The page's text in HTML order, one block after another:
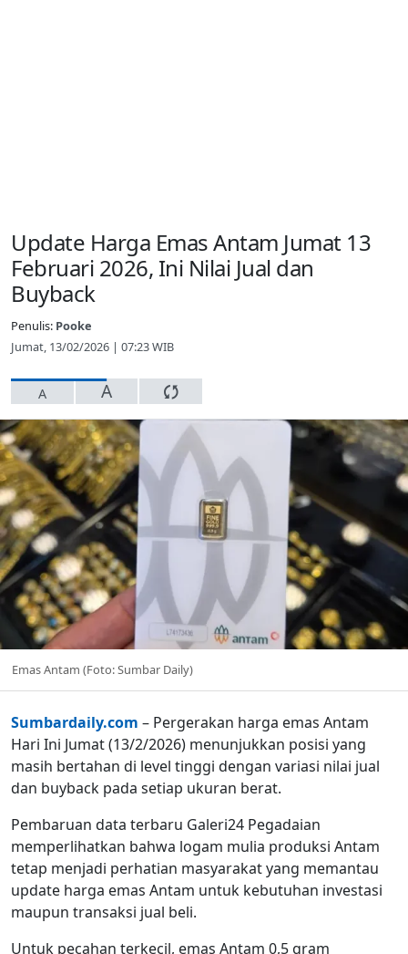
Update Harga Emas Antam Jumat 13
Februari 2026, Ini Nilai Jual dan
Buyback
Penulis: Pooke
Jumat, 13/02/2026 | 07:23 WIB
A A
Emas Antam (Foto: Sumbar Daily)
Sumbardaily.com – Pergerakan harga emas Antam
Hari Ini Jumat (13/2/2026) menunjukkan posisi yang
masih bertahan di level tinggi dengan variasi nilai jual
dan buyback pada setiap ukuran berat.
Pembaruan data terbaru Galeri24 Pegadaian
memperlihatkan bahwa logam mulia produksi Antam
tetap menjadi perhatian masyarakat yang memantau
update harga emas Antam untuk kebutuhan investasi
maupun transaksi jual beli.
Untuk pecahan terkecil, emas Antam 0,5 gram